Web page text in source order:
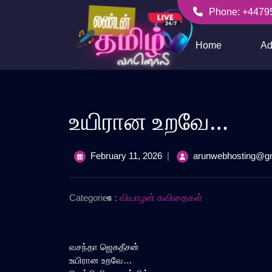
Phone:
+447956256636
Home
உயிரான உறவே…
February 11, 2026February
|
Categories : வியாழன் கவிதைகள்
வசந்தா ஜெகதீசன்
உயிரான உறவே…